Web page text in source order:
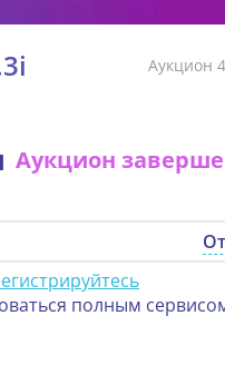
Аукцион
Аукцион
полным